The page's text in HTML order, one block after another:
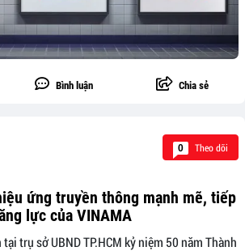
Bình luận Chia sẻ
0 Theo dõi
ứng truyền thông mạnh mẽ, tiếp
lực của VINAMA
trụ sở UBND TP.HCM kỷ niệm 50 năm Thành